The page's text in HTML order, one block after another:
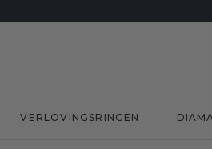
VERLOVINGSRINGEN